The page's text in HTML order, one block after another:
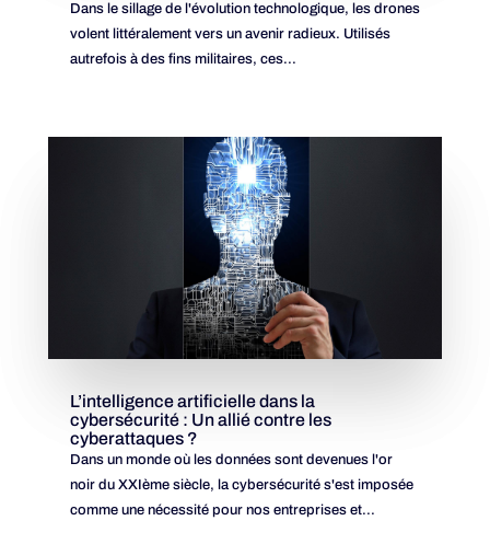
Dans le sillage de l'évolution technologique, les drones
volent littéralement vers un avenir radieux. Utilisés
autrefois à des fins militaires, ces...
L’intelligence artificielle dans la
cybersécurité : Un allié contre les
cyberattaques ?
Dans un monde où les données sont devenues l'or
noir du XXIème siècle, la cybersécurité s'est imposée
comme une nécessité pour nos entreprises et...